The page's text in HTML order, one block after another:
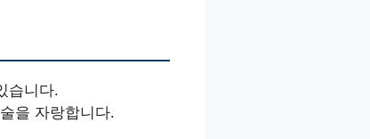
습니다.
을 자랑합니다.